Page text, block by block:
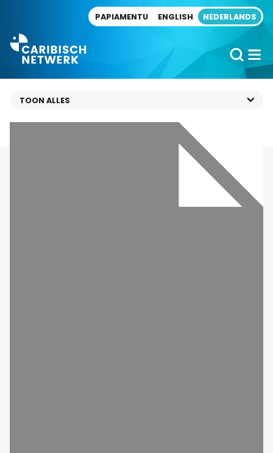
PAPIAMENTU ENGLISH NEDERLANDS